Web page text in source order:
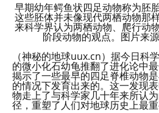
早期幼年鳄鱼状四足动物称为胚
这些胚体并未像现代两栖动物那
来科学界认为两栖动物、爬行动
阶段动物的观点。图片来
（神秘的地球uux.cn）据今日科
的微小化石幼龟推翻了进化论中
揭示了一些最早的四足脊椎动物
的情况下发育出来的。这一发现
物走上了与科学家几十年来所认
径，重塑了人们对地球历史上最重